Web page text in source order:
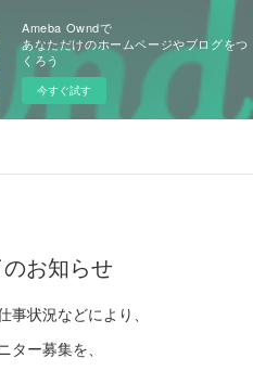
Ameba Owndで
あなただけのホームページやブログをつ
くろう
今すぐ試す
お知らせ
状況などにより、
ー募集を、